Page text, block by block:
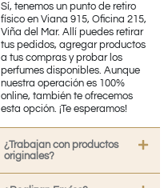
Sí, tenemos un punto de retiro
físico en Viana 915, Oficina 215,
Viña del Mar. Allí puedes retirar
tus pedidos, agregar productos
a tus compras y probar los
perfumes disponibles. Aunque
nuestra operación es 100%
online, también te ofrecemos
esta opción. ¡Te esperamos!
¿Trabajan con productos
originales?